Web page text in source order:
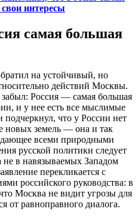
интересы
самая большая
на устойчивый, но
действий Москвы.
Россия — самая большая
и у нее есть все мыслимые
что у России нет
новых земель — она и так
всеми природными
русской политики следует
не в навязываемых Западом
перекликается с
российского руководства: в
Москва не видит угрозы для
от равноправного диалога.